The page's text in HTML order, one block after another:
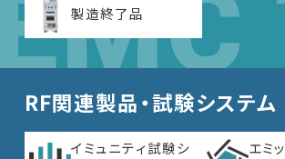
EMC試験器
製造終了品
RF関連製品・試験システム
イミュニティ試験シ
エミ